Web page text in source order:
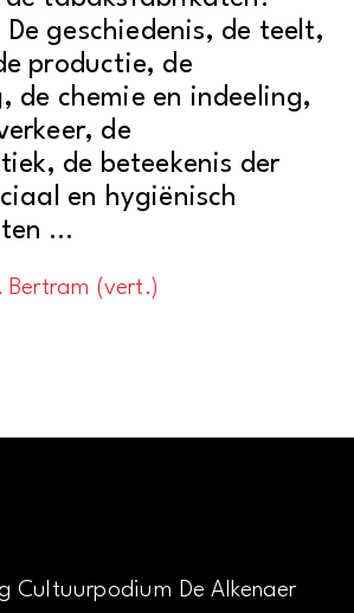
geschiedenis, de teelt,
productie, de
de chemie en indeeling,
de
de beteekenis der
en hygiënisch
…
Bertram (vert.)
Cultuurpodium De Alkenaer